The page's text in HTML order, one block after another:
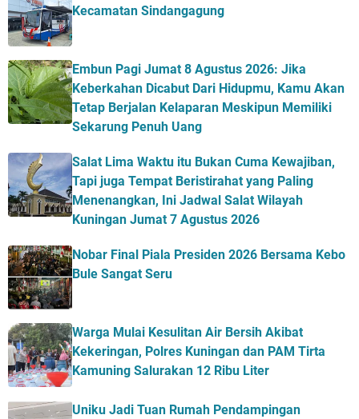
Kecamatan Sindangagung
Embun Pagi Jumat 8 Agustus 2026: Jika
Keberkahan Dicabut Dari Hidupmu, Kamu Akan
Tetap Berjalan Kelaparan Meskipun Memiliki
Sekarung Penuh Uang
Salat Lima Waktu itu Bukan Cuma Kewajiban,
Tapi juga Tempat Beristirahat yang Paling
Menenangkan, Ini Jadwal Salat Wilayah
Kuningan Jumat 7 Agustus 2026
Nobar Final Piala Presiden 2026 Bersama Kebo
Bule Sangat Seru
Warga Mulai Kesulitan Air Bersih Akibat
Kekeringan, Polres Kuningan dan PAM Tirta
Kamuning Salurakan 12 Ribu Liter
Uniku Jadi Tuan Rumah Pendampingan